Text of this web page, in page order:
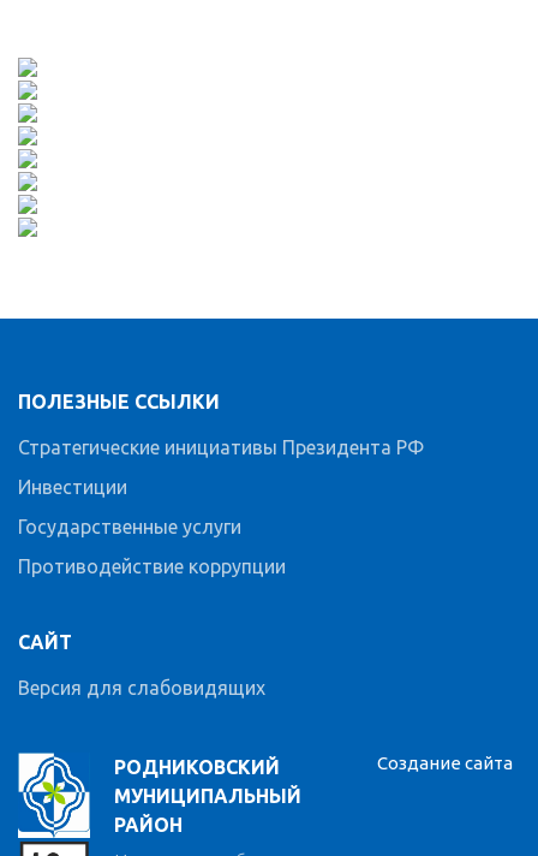
РОДНИКОВСКИЙ
МУНИЦИПАЛЬНЫЙ
РАЙОН
ПОЛЕЗНЫЕ ССЫЛКИ
Стратегические инициативы Президента РФ
Инвестиции
Государственные услуги
Противодействие коррупции
САЙТ
Версия для слабовидящих
Создание сайта